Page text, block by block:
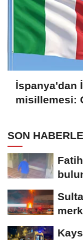
İspanya'dan
misillemesi:
SON